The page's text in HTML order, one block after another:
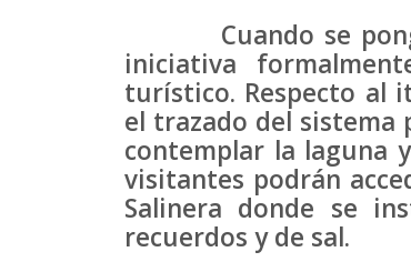
Cuando se
iniciativa
turístico. Respecto al
el trazado del sistema
contemplar la laguna
visitantes podrán
Salinera donde se
recuerdos y de sal.